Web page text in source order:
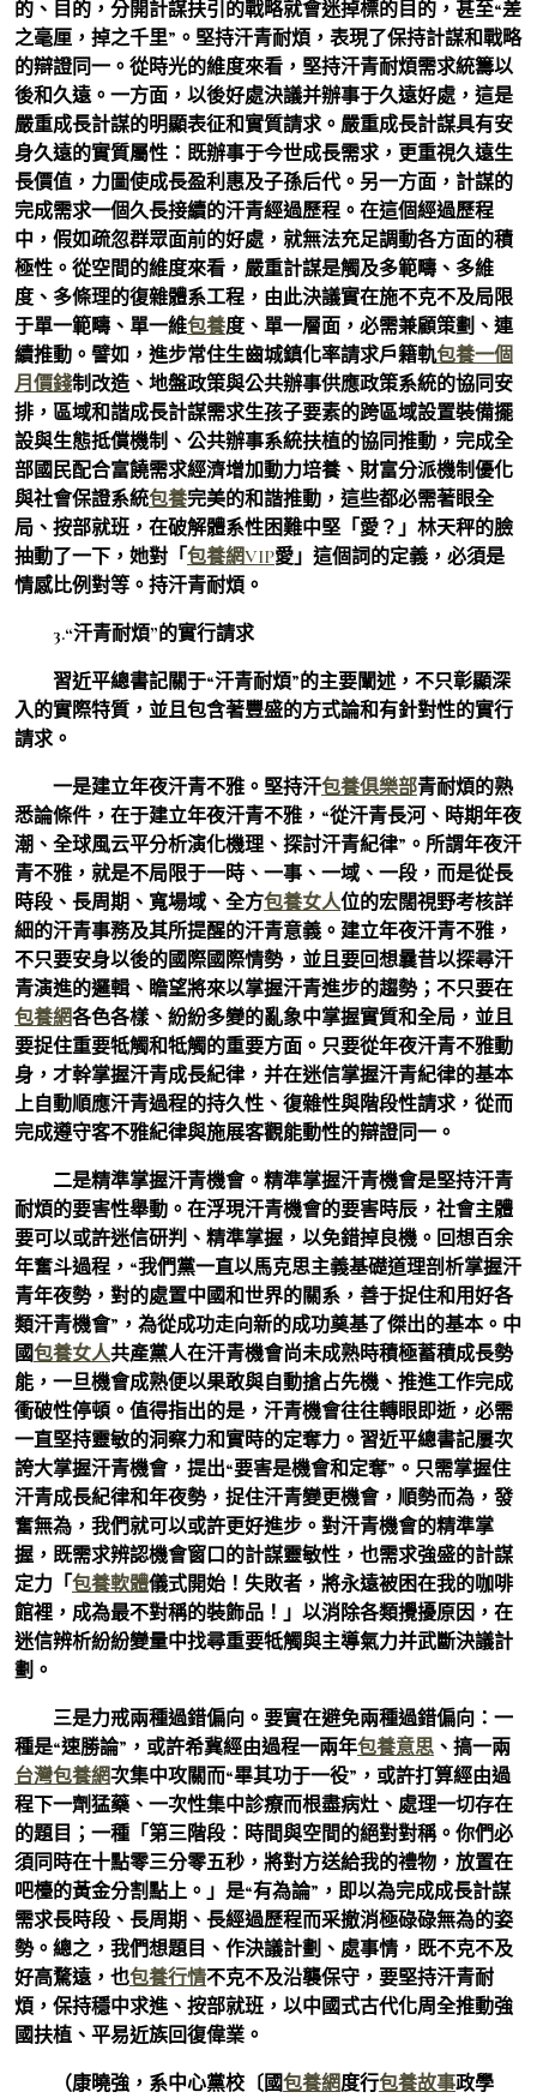
的、目的，分開計謀扶引的戰略就會迷掉標的目的，甚至“差
之毫厘，掉之千里”。堅持汗青耐煩，表現了保持計謀和戰略
的辯證同一。從時光的維度來看，堅持汗青耐煩需求統籌以
後和久遠。一方面，以後好處決議并辦事于久遠好處，這是
嚴重成長計謀的明顯表征和實質請求。嚴重成長計謀具有安
身久遠的實質屬性：既辦事于今世成長需求，更重視久遠生
長價值，力圖使成長盈利惠及子孫后代。另一方面，計謀的
完成需求一個久長接續的汗青經過歷程。在這個經過歷程
中，假如疏忽群眾面前的好處，就無法充足調動各方面的積
極性。從空間的維度來看，嚴重計謀是觸及多範疇、多維
度、多條理的復雜體系工程，由此決議實在施不克不及局限
于單一範疇、單一維包養度、單一層面，必需兼顧策劃、連
續推動。譬如，進步常住生齒城鎮化率請求戶籍軌包養一個
月價錢制改造、地盤政策與公共辦事供應政策系統的協同安
排，區域和諧成長計謀需求生孩子要素的跨區域設置裝備擺
設與生態抵償機制、公共辦事系統扶植的協同推動，完成全
部國民配合富饒需求經濟增加動力培養、財富分派機制優化
與社會保證系統包養完美的和諧推動，這些都必需著眼全
局、按部就班，在破解體系性困難中堅「愛？」林天秤的臉
抽動了一下，她對「包養網VIP愛」這個詞的定義，必須是
情感比例對等。持汗青耐煩。
3.“汗青耐煩”的實行請求
習近平總書記關于“汗青耐煩”的主要闡述，不只彰顯深
入的實際特質，並且包含著豐盛的方式論和有針對性的實行
請求。
一是建立年夜汗青不雅。堅持汗包養俱樂部青耐煩的熟
悉論條件，在于建立年夜汗青不雅，“從汗青長河、時期年夜
潮、全球風云平分析演化機理、探討汗青紀律”。所謂年夜汗
青不雅，就是不局限于一時、一事、一域、一段，而是從長
時段、長周期、寬場域、全方包養女人位的宏闊視野考核詳
細的汗青事務及其所提醒的汗青意義。建立年夜汗青不雅，
不只要安身以後的國際國際情勢，並且要回想曩昔以探尋汗
青演進的邏輯、瞻望將來以掌握汗青進步的趨勢；不只要在
包養網各色各樣、紛紛多變的亂象中掌握實質和全局，並且
要捉住重要牴觸和牴觸的重要方面。只要從年夜汗青不雅動
身，才幹掌握汗青成長紀律，并在迷信掌握汗青紀律的基本
上自動順應汗青過程的持久性、復雜性與階段性請求，從而
完成遵守客不雅紀律與施展客觀能動性的辯證同一。
二是精準掌握汗青機會。精準掌握汗青機會是堅持汗青
耐煩的要害性舉動。在浮現汗青機會的要害時辰，社會主體
要可以或許迷信研判、精準掌握，以免錯掉良機。回想百余
年奮斗過程，“我們黨一直以馬克思主義基礎道理剖析掌握汗
青年夜勢，對的處置中國和世界的關系，善于捉住和用好各
類汗青機會”，為從成功走向新的成功奠基了傑出的基本。中
國包養女人共產黨人在汗青機會尚未成熟時積極蓄積成長勢
能，一旦機會成熟便以果敢與自動搶占先機、推進工作完成
衝破性停頓。值得指出的是，汗青機會往往轉眼即逝，必需
一直堅持靈敏的洞察力和實時的定奪力。習近平總書記屢次
誇大掌握汗青機會，提出“要害是機會和定奪”。只需掌握住
汗青成長紀律和年夜勢，捉住汗青變更機會，順勢而為，發
奮無為，我們就可以或許更好進步。對汗青機會的精準掌
握，既需求辨認機會窗口的計謀靈敏性，也需求強盛的計謀
定力「包養軟體儀式開始！失敗者，將永遠被困在我的咖啡
館裡，成為最不對稱的裝飾品！」以消除各類攪擾原因，在
迷信辨析紛紛變量中找尋重要牴觸與主導氣力并武斷決議計
劃。
三是力戒兩種過錯偏向。要實在避免兩種過錯偏向：一
種是“速勝論”，或許希冀經由過程一兩年包養意思 、搞一兩
台灣包養網次集中攻關而“畢其功于一役”，或許打算經由過
程下一劑猛藥、一次性集中診療而根盡病灶、處理一切存在
的題目；一種「第三階段：時間與空間的絕對對稱。你們必
須同時在十點零三分零五秒，將對方送給我的禮物，放置在
吧檯的黃金分割點上。」是“有為論”，即以為完成成長計謀
需求長時段、長周期、長經過歷程而采撤消極碌碌無為的姿
勢。總之，我們想題目、作決議計劃、處事情，既不克不及
好高騖遠，也包養行情不克不及沿襲保守，要堅持汗青耐
煩，保持穩中求進、按部就班，以中國式古代化周全推動強
國扶植、平易近族回復偉業。
（康曉強，系中心黨校〔國包養網度行包養故事政學